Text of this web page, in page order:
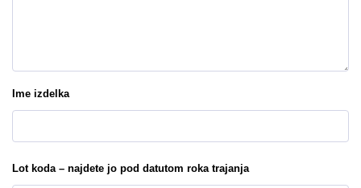
Ime izdelka
Lot koda – najdete jo pod datutom roka trajanja